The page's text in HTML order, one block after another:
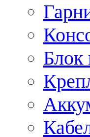
Блок